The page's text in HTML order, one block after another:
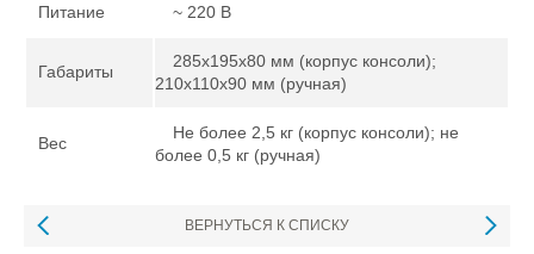
Питание ~ 220 В
Габариты
285x195x80 мм (корпус консоли);
210x110x90 мм (ручная)
Вес
Не более 2,5 кг (корпус консоли); не
более 0,5 кг (ручная)
ВЕРНУТЬСЯ К СПИСКУ